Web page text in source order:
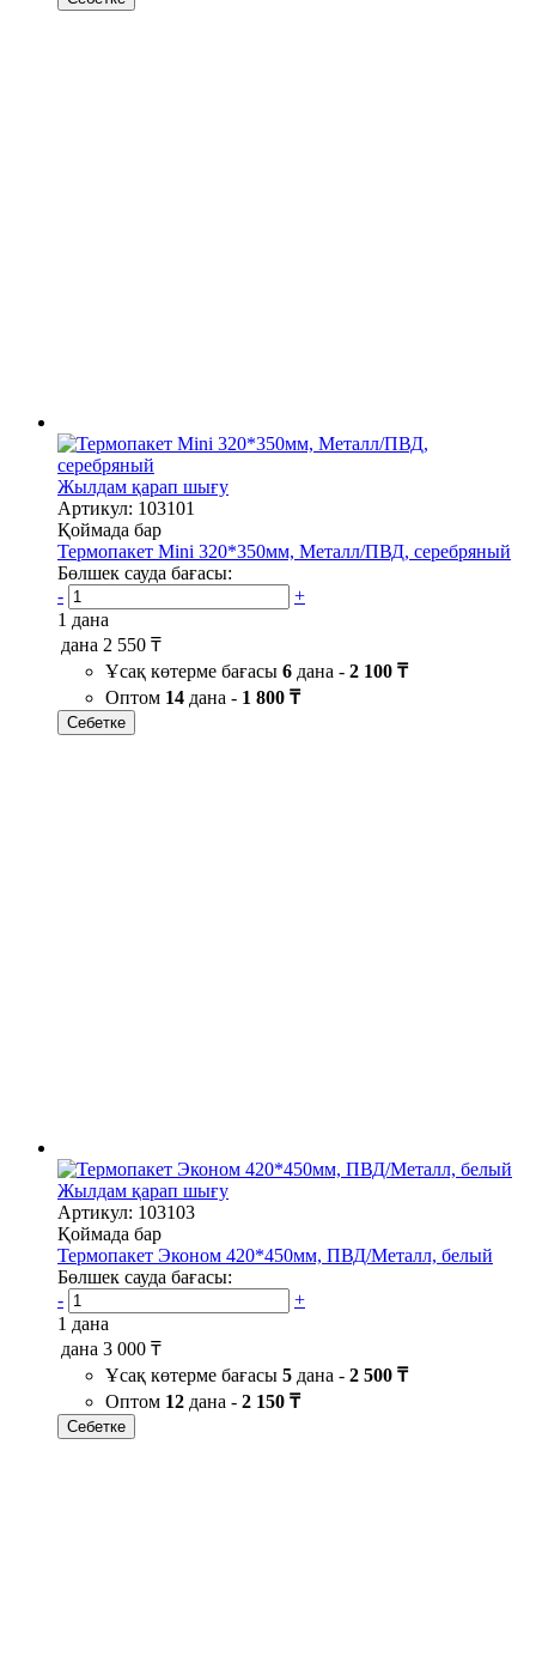
Жылдам қарап шығу
Артикул: 103101
Қоймада бар
Термопакет Mini 320*350мм, Металл/ПВД, серебряный
Бөлшек сауда бағасы:
-
+
1 дана
дана 2 550 ₸
Ұсақ көтерме бағасы 6 дана - 2 100 ₸
Оптом 14 дана - 1 800 ₸
Себетке
Жылдам қарап шығу
Артикул: 103103
Қоймада бар
Термопакет Эконом 420*450мм, ПВД/Металл, белый
Бөлшек сауда бағасы:
-
+
1 дана
дана 3 000 ₸
Ұсақ көтерме бағасы 5 дана - 2 500 ₸
Оптом 12 дана - 2 150 ₸
Себетке